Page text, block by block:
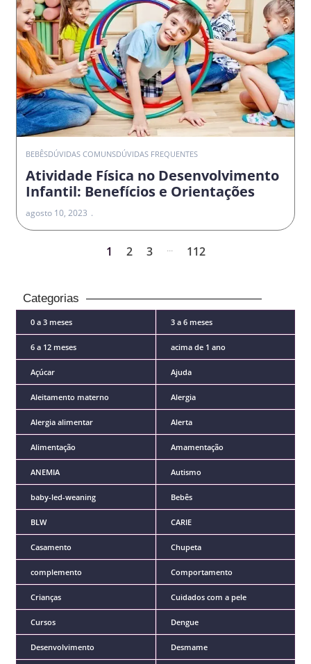
BEBÊSDÚVIDAS COMUNSDÚVIDAS FREQUENTES
Atividade Física no Desenvolvimento
Infantil: Benefícios e Orientações
agosto 10, 2023
1 2 3 ... 112
Categorias
0 a 3 meses 3 a 6 meses
6 a 12 meses acima de 1 ano
Açúcar Ajuda
Aleitamento materno Alergia
Alergia alimentar Alerta
Alimentação Amamentação
ANEMIA Autismo
baby-led-weaning Bebês
BLW CARIE
Casamento Chupeta
complemento Comportamento
Crianças Cuidados com a pele
Cursos Dengue
Desenvolvimento Desmame